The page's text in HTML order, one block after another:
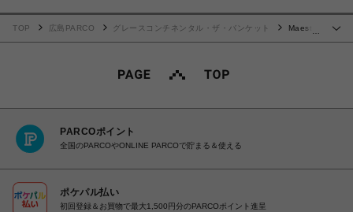
TOP 広島PARCO グレースコンチネンタル・ザ・バンケット
Maestra
PARCOポイント
全国のPARCOやONLINE PARCOで貯まる＆使える
ポケパル払い
初回登録＆お買物で最大1,500円分のPARCOポイント進呈